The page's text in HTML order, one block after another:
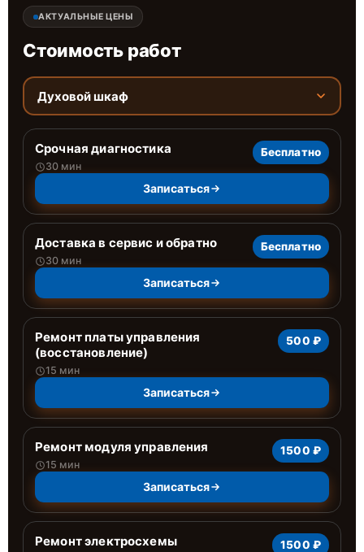
АКТУАЛЬНЫЕ ЦЕНЫ
Стоимость работ
Духовой шкаф
Срочная диагностика
30 мин
Бесплатно
Записаться
Доставка в сервис и обратно
30 мин
Бесплатно
Записаться
Ремонт платы управления
(восстановление)
15 мин
500 ₽
Записаться
Ремонт модуля управления
15 мин
1500 ₽
Записаться
Ремонт электросхемы 1500 ₽